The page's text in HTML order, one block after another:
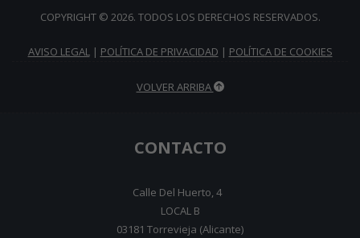
COPYRIGHT © 2026. TODOS LOS DERECHOS RESERVADOS.
AVISO LEGAL| POLÍTICA DE PRIVACIDAD | POLÍTICA DE COOKIES
VOLVER ARRIBA
CONTACTO
Calle Del Huerto, 4
LOCAL B
03181 Torrevieja (Alicante)